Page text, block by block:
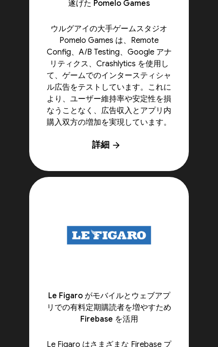
遂げた Pomelo Games
ウルグアイの大手ゲームスタジオ
Pomelo Games は、Remote
Config、A/B Testing、Google アナ
リティクス、Crashlytics を使用し
て、ゲームでのインタースティシャ
ル広告をテストしています。これに
より、ユーザー維持率や安定性を損
なうことなく、広告収入とアプリ内
購入双方の増加を実現しています。
詳細 arrow_forward
Le Figaro がモバイルとウェブアプ
リでの有料定期購読者を増やすため
Firebase を活用
Le Figaro はさまざまな Firebase プ